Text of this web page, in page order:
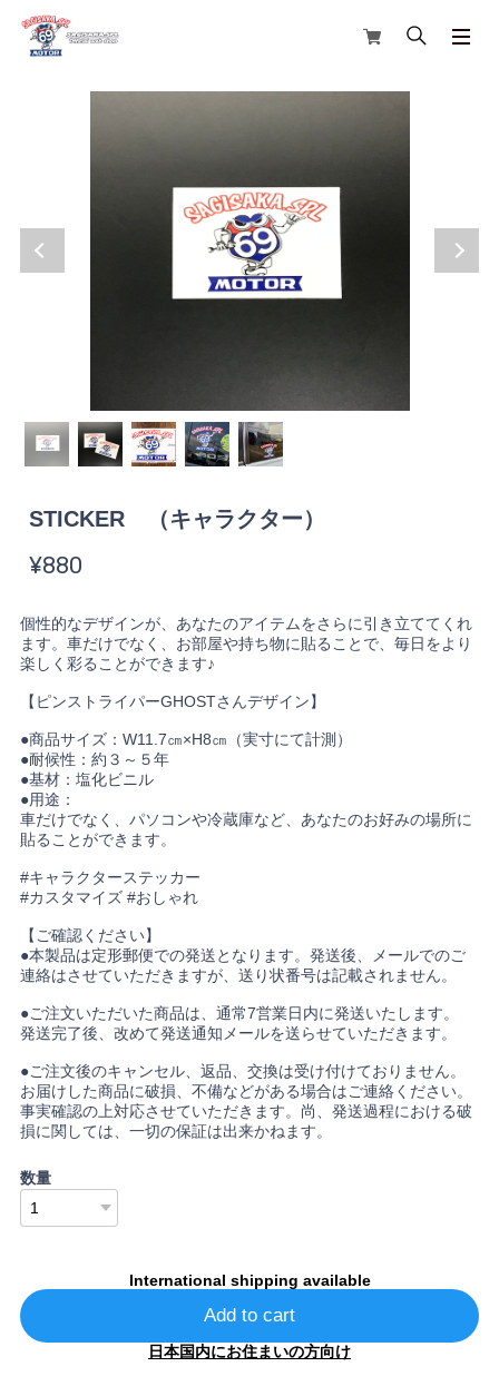
STICKER （キャラクター）
¥880
個性的なデザインが、あなたのアイテムをさらに引き立ててくれ
ます。車だけでなく、お部屋や持ち物に貼ることで、毎日をより
楽しく彩ることができます♪
【ピンストライパーGHOSTさんデザイン】
●商品サイズ：W11.7㎝×H8㎝（実寸にて計測）
●耐候性：約３～５年
●基材：塩化ビニル
●用途：
車だけでなく、パソコンや冷蔵庫など、あなたのお好みの場所に
貼ることができます。
#キャラクターステッカー
#カスタマイズ #おしゃれ
【ご確認ください】
●本製品は定形郵便での発送となります。発送後、メールでのご
連絡はさせていただきますが、送り状番号は記載されません。
●ご注文いただいた商品は、通常7営業日内に発送いたします。
発送完了後、改めて発送通知メールを送らせていただきます。
●ご注文後のキャンセル、返品、交換は受け付けておりません。
お届けした商品に破損、不備などがある場合はご連絡ください。
事実確認の上対応させていただきます。尚、発送過程における破
損に関しては、一切の保証は出来かねます。
数量
International shipping available
Add to cart
日本国内にお住まいの方向け